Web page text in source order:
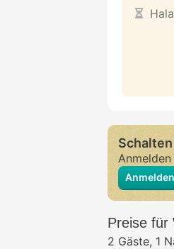
Preise für
2 Gäste 1